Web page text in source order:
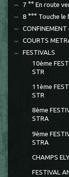
7 °° En route
8 °°° Touche
CONFINEMENT
COURTS
FESTIVALS
10ème
STR
11ème
STR
8ème
STRA
9ème
STRA
CHAMPS
FESTIVAL